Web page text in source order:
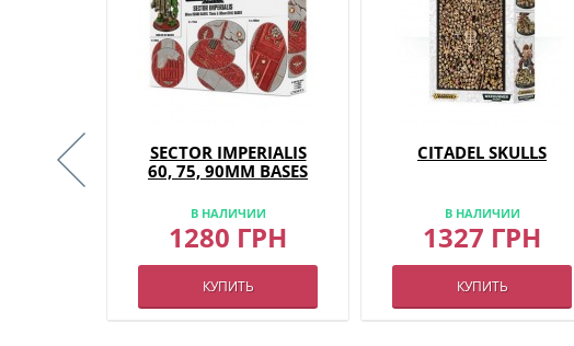
SECTOR IMPERIALIS
60, 75, 90MM BASES
В НАЛИЧИИ
1280 ГРН
КУПИТЬ
CITADEL SKULLS
В НАЛИЧИИ
1327 ГРН
КУПИТЬ